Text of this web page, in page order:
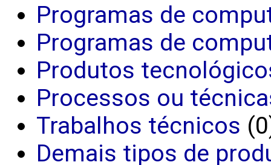
Programas de
Programas de
Produtos
Processos ou
Trabalhos técnicos
Demais tipos de